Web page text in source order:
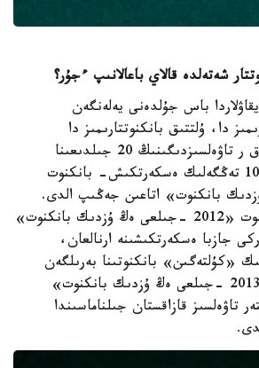
شەتەلدە قالاي باعالانىپ ءجۇر؟
باس جۇلدەنى يەلەنگەن
دا، ۇلتتىق بانكنوتتارىمىز دا
جەتەرلىك. ماسەلەن، ق ر تاۋەلسىزدىگىنىڭ 20 جىلدىعىنا
ارنالعان نومينالى 10000 تەڭگەلىك ەسكەرتكىش- بانكنوت
ۇزدىك بانكنوت» اتاعىن جەڭىپ الدى.
5000 تەڭگەلىك بانكنوت «2012 -جىلعى ەڭ ۇزدىك بانكنوت»
جازبا ەسكەرتكىشىنە ارنالعان،
1000 تەڭگەلىك «كۇلتەگىن» بانكنوتىنا بەرىلگەن
ءۇشىنشى جۇلدە - «2013 -جىلعى ەڭ ۇزدىك بانكنوت»
تاۋەلسىز قازاقستان جىلناماسىندا